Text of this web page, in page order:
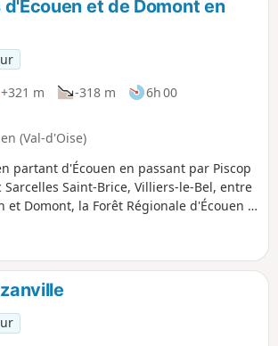
m
d'Écouen et de Domont en
+321 m -318 m
6h 00
(Val-d'Oise)
partant d'Écouen en passant par Piscop
Saint-Brice, Villiers-le-Bel, entre
et Domont, la Forêt Régionale d'Écouen et
urbaines, un peu de zone agricole et
feuillus.